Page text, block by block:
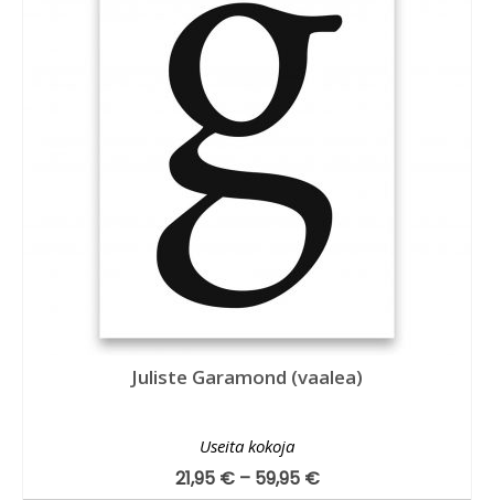
Juliste Garamond (vaalea)
Useita kokoja
21,95 € – 59,95 €